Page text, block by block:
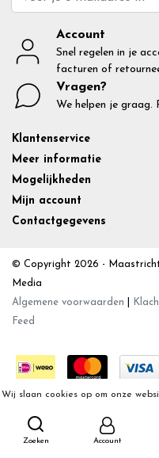
Account
Snel regelen in je
facturen of
Vragen?
We helpen je graag.
Klantenservice
Meer informatie
Mogelijkheden
Mijn account
Contactgegevens
© Copyright 2026 -
Media
Algemene voorwaarden
Feed
Zoeken Account
Wij slaan cookies op om onze